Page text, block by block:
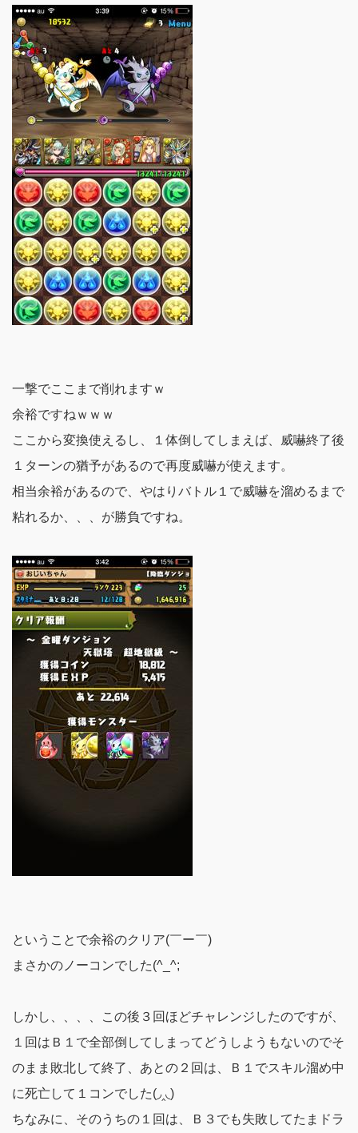
一撃でここまで削れますｗ
余裕ですねｗｗｗ
ここから変換使えるし、１体倒してしまえば、威嚇終了後
１ターンの猶予があるので再度威嚇が使えます。
相当余裕があるので、やはりバトル１で威嚇を溜めるまで
粘れるか、、、が勝負ですね。
ということで余裕のクリア(￣ー￣)
まさかのノーコンでした(^_^;
しかし、、、、この後３回ほどチャレンジしたのですが、
１回はＢ１で全部倒してしまってどうしようもないのでそ
のまま敗北して終了、あとの２回は、Ｂ１でスキル溜め中
に死亡して１コンでした(◞‸◟)
ちなみに、そのうちの１回は、Ｂ３でも失敗してたまドラ